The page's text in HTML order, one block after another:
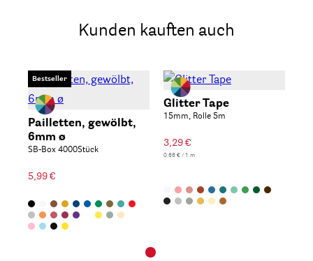
Kunden kauften auch
Bestseller
Pailletten, gewölbt,
6mm ø
SB-Box 4000Stück
5,99 €
Glitter Tape
15mm, Rolle 5m
3,29 €
0,66 € / 1 m